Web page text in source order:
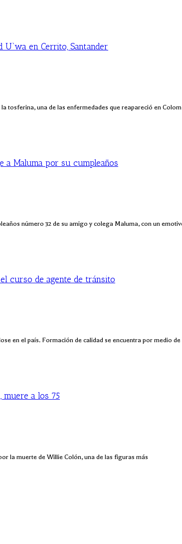
U`wa en Cerrito, Santander
tosferina, una de las enfermedades que reapareció en
a Maluma por su cumpleaños
número 32 de su amigo y colega Maluma, con un
curso de agente de tránsito
en el país. Formación de calidad se encuentra por medio
muere a los 75
la muerte de Willie Colón, una de las figuras más